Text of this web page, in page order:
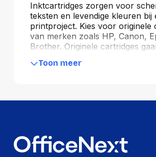
Inktcartridges zorgen voor
teksten en levendige kleuren bij
printproject. Kies voor originele
van merken zoals HP, Canon,
Brother. Originele cartridges
ondersteunen duurzaamheid via
voor maximale veiligheid en
Toon meer